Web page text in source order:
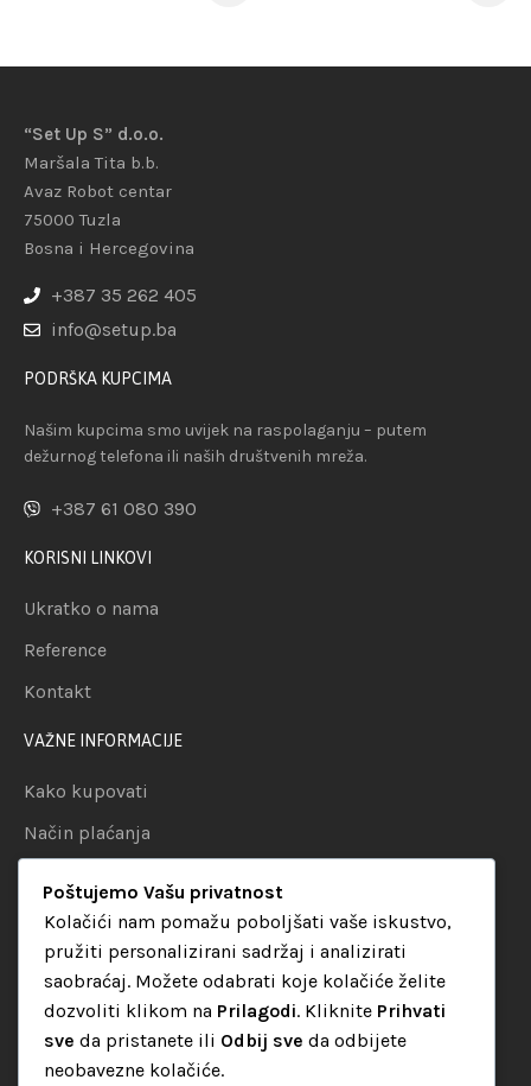
“Set Up S” d.o.o.
Maršala Tita b.b.
Avaz Robot centar
75000 Tuzla
Bosna i Hercegovina
+387 35 262 405
info@setup.ba
PODRŠKA KUPCIMA
Našim kupcima smo uvijek na raspolaganju – putem
dežurnog telefona ili naših društvenih mreža.
+387 61 080 390
KORISNI LINKOVI
Ukratko o nama
Reference
Kontakt
VAŽNE INFORMACIJE
Kako kupovati
Način plaćanja
Politika privatnosti
KATEGORIJE
Audio oprema
LED dekorativna rasvjeta
Poštujemo Vašu privatnost
Kolačići nam pomažu poboljšati vaše iskustvo,
pružiti personalizirani sadržaj i analizirati
saobraćaj. Možete odabrati koje kolačiće želite
dozvoliti klikom na Prilagodi. Kliknite Prihvati
sve da pristanete ili Odbij sve da odbijete
neobavezne kolačiće.